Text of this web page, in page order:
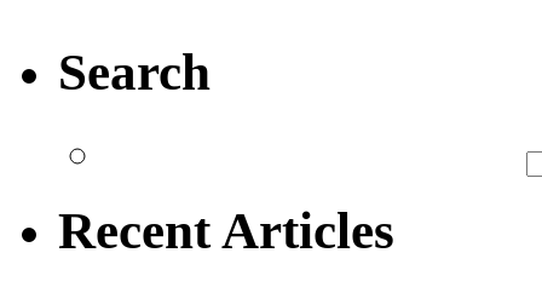
Search
Recent Articles